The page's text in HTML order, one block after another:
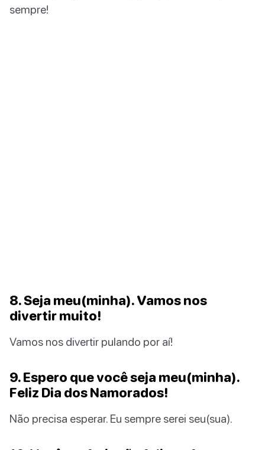
sempre!
8. Seja meu(minha). Vamos nos
divertir muito!
Vamos nos divertir pulando por aí!
9. Espero que você seja meu(minha).
Feliz Dia dos Namorados!
Não precisa esperar. Eu sempre serei seu(sua).